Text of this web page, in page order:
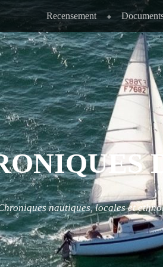
Recensement
nautiques, locales et